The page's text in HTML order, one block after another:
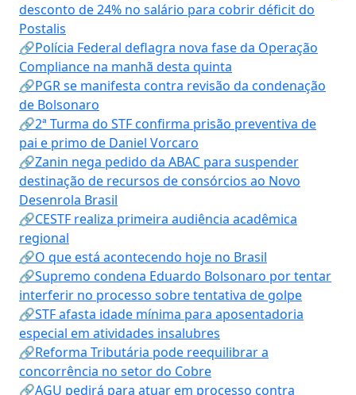
desconto de 24% no salário para cobrir déficit do
Postalis
🔗Polícia Federal deflagra nova fase da Operação
Compliance na manhã desta quinta
🔗PGR se manifesta contra revisão da condenação
de Bolsonaro
🔗2ª Turma do STF confirma prisão preventiva de
pai e primo de Daniel Vorcaro
🔗Zanin nega pedido da ABAC para suspender
destinação de recursos de consórcios ao Novo
Desenrola Brasil
🔗CESTF realiza primeira audiência acadêmica
regional
🔗O que está acontecendo hoje no Brasil
🔗Supremo condena Eduardo Bolsonaro por tentar
interferir no processo sobre tentativa de golpe
🔗STF afasta idade mínima para aposentadoria
especial em atividades insalubres
🔗Reforma Tributária pode reequilibrar a
concorrência no setor do Cobre
🔗AGU pedirá para atuar em processo contra